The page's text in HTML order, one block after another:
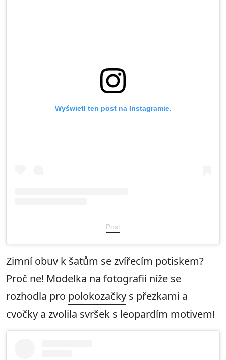
Wyświetl ten post na Instagramie.
Post
Zimní obuv k šatům se zvířecím potiskem?
Proč ne! Modelka na fotografii níže se
rozhodla pro polokozačky s přezkami a
cvočky a zvolila svršek s leopardím motivem!